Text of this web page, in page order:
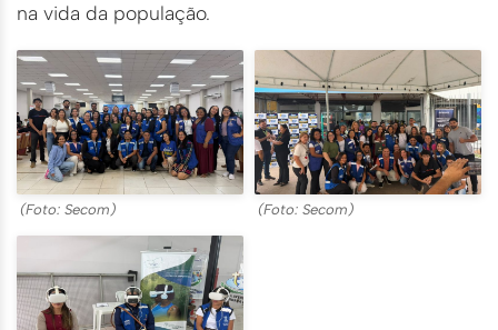
na vida da população.
(Foto: Secom) (Foto: Secom)